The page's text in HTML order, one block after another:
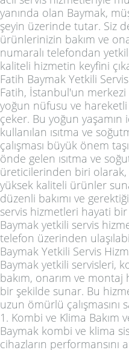
yanında olan Baymak,
şeyin üzerinde tutar. Siz
ürünlerinizin bakım ve
numaralı telefondan
kaliteli hizmetin keyfini
Fatih Baymak Yetkili
Fatih, İstanbul'un
yoğun nüfusu ve hareketli
çeker. Bu yoğun
kullanılan ısıtma ve
çalışması büyük önem
önde gelen ısıtma ve
üreticilerinden biri olarak,
yüksek kaliteli ürünler
düzenli bakımı ve
servis hizmetleri hayati
Baymak yetkili servis
telefon üzerinden
Baymak Yetkili Servis
Baymak yetkili servisleri,
bakım, onarım ve
bir şekilde sunar. Bu
uzun ömürlü çalışmasını
1. Kombi ve Klima Bakım
Baymak kombi ve klima
cihazların performansını